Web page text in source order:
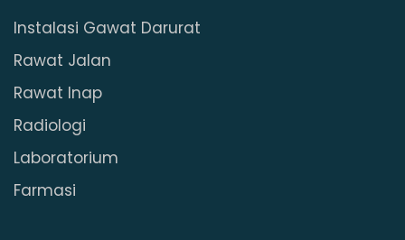
Instalasi Gawat Darurat
Rawat Jalan
Rawat Inap
Radiologi
Laboratorium
Farmasi